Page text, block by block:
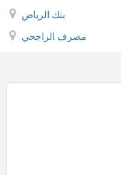
بنك الرياض
مصرف الراجحي